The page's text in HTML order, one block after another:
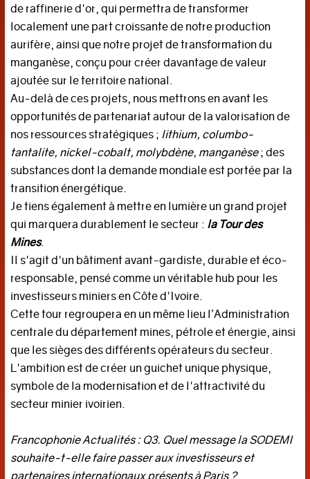
Vidéos
Photos
de raffinerie d'or, qui permettra de transformer
localement une part croissante de notre production
aurifère, ainsi que notre projet de transformation du
manganèse, conçu pour créer davantage de valeur
ajoutée sur le territoire national.
Au-delà de ces projets, nous mettrons en avant les
opportunités de partenariat autour de la valorisation de
nos ressources stratégiques ; lithium, columbo-
tantalite, nickel-cobalt, molybdène, manganèse; des
substances dont la demande mondiale est portée par la
transition énergétique.
Je tiens également à mettre en lumière un grand projet
qui marquera durablement le secteur : la Tour des
Mines.
Il s'agit d'un bâtiment avant-gardiste, durable et éco-
responsable, pensé comme un véritable hub pour les
investisseurs miniers en Côte d'Ivoire.
Cette tour regroupera en un même lieu l’Administration
centrale du département mines, pétrole et énergie, ainsi
que les sièges des différents opérateurs du secteur.
L'ambition est de créer un guichet unique physique,
symbole de la modernisation et de l'attractivité du
secteur minier ivoirien.
Francophonie Actualités : Q3. Quel message la SODEMI
souhaite-t-elle faire passer aux investisseurs et
partenaires internationaux présents à Paris ?